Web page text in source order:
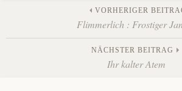
Beitrags-
Navigation
VORHERIGER
Flimmerlich : Frostiger
NÄCHSTER BEITRAG
Ihr kalter Atem